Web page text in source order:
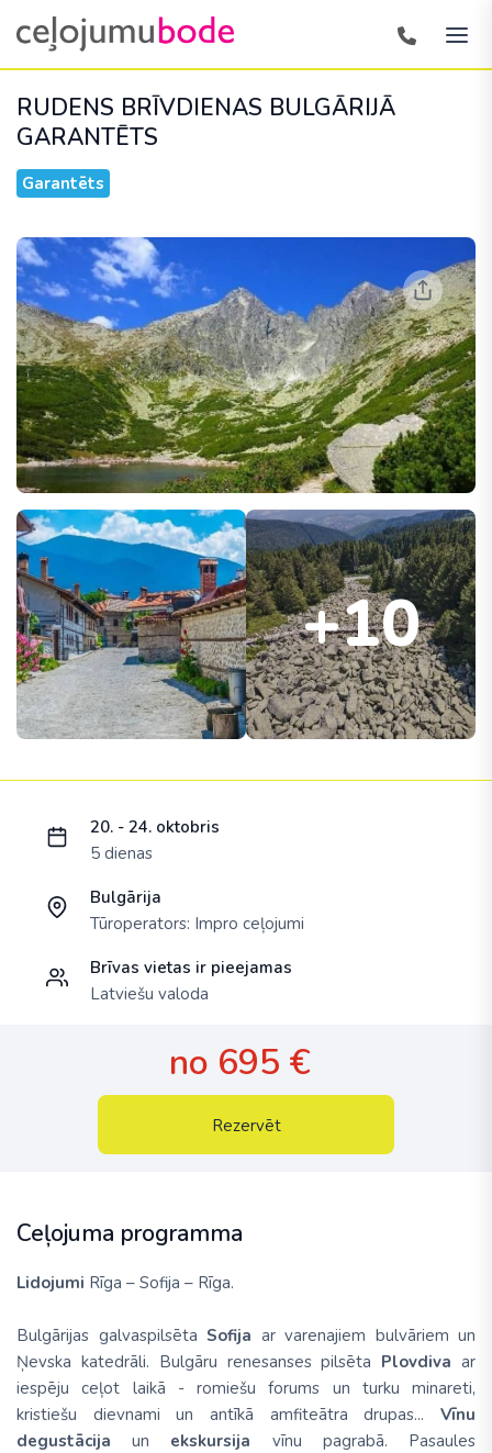
RUDENS BRĪVDIENAS BULGĀRIJĀ
GARANTĒTS
Garantēts
+10
Ceļojuma programma
Lidojumi Rīga – Sofija – Rīga.
Bulgārijas galvaspilsēta Sofija ar varenajiem bulvāriem un
Ņevska katedrāli. Bulgāru renesanses pilsēta Plovdiva ar
iespēju ceļot laikā - romiešu forums un turku minareti,
kristiešu dievnami un antīkā amfiteātra drupas... Vīnu
degustācija un ekskursija vīnu pagrabā. Pasaules
20. - 24. oktobris
5 dienas
Bulgārija
Tūroperators: Impro ceļojumi
Brīvas vietas ir pieejamas
Latviešu valoda
no 695 €
Rezervēt